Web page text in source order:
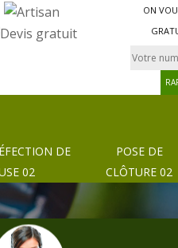
ON
DE
02
POSE DE
CLÔTURE 02